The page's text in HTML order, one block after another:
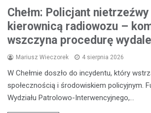
Chełm: Policjant
kierownicą radiowozu –
wszczyna procedurę
Mariusz Wieczorek 4 sierpnia 2026
W Chełmie doszło do incydentu, który
społecznością i środowiskiem policyjnym.
Wydziału Patrolowo-Interwencyjnego,…